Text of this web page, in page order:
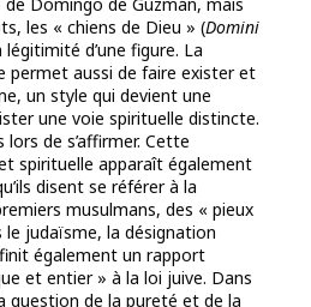
les « chiens de Dieu » (Domini
d’une figure. La
permet aussi de faire exister et
un style qui devient une
une voie spirituelle distincte.
de s’affirmer. Cette
spirituelle apparaît également
disent se référer à la
musulmans, des « pieux
le judaïsme, la désignation
également un rapport
et entier » à la loi juive. Dans
question de la pureté et de la